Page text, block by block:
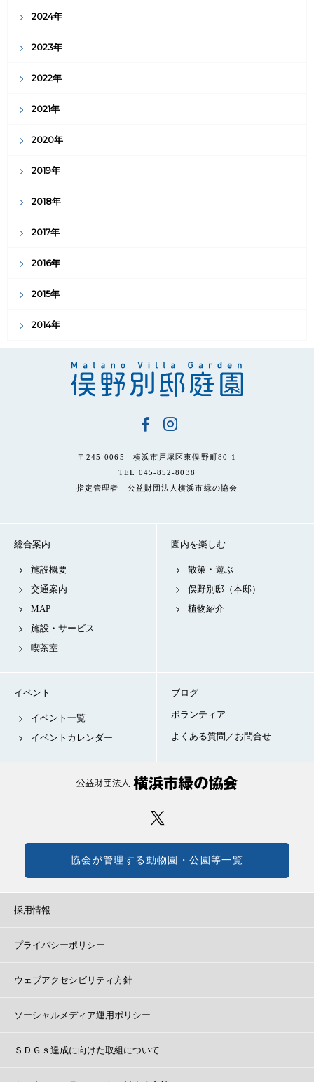
2024年
2023年
2022年
2021年
2020年
2019年
2018年
2017年
2016年
2015年
2014年
〒245-0065 横浜市戸塚区東俣野町80-1
TEL 045-852-8038
指定管理者｜公益財団法人横浜市緑の協会
総合案内
施設概要
交通案内
MAP
施設・サービス
喫茶室
園内を楽しむ
散策・遊ぶ
俣野別邸（本邸）
植物紹介
イベント
イベント一覧
イベントカレンダー
ブログ
ボランティア
よくある質問／お問合せ
協会が管理する動物園・公園等一覧
採用情報
プライバシーポリシー
ウェブアクセシビリティ方針
ソーシャルメディア運用ポリシー
ＳＤＧｓ達成に向けた取組について